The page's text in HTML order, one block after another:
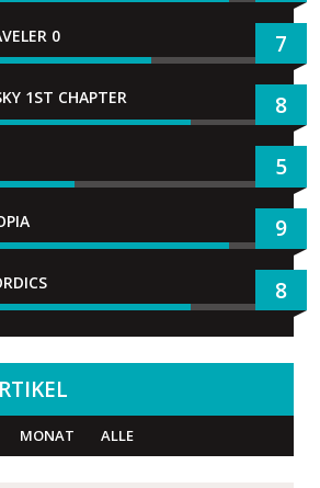
0 7
1ST CHAPTER 8
5
9
8
MONAT ALLE